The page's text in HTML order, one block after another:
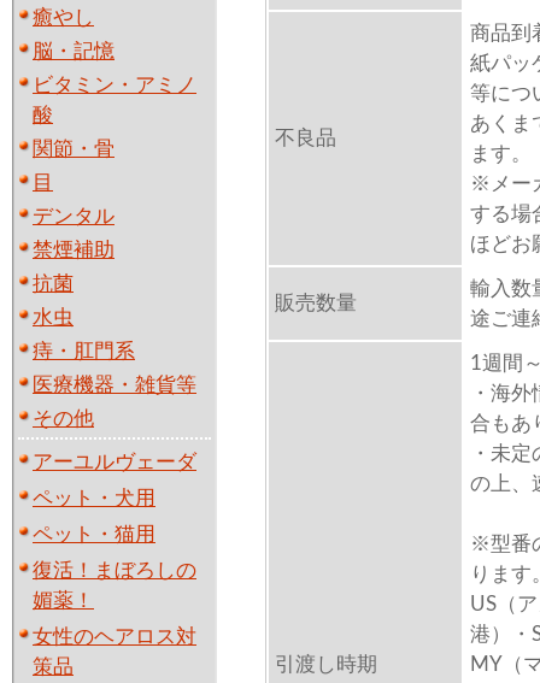
癒やし
脳・記憶
ビタミン・アミノ
酸
関節・骨
目
デンタル
禁煙補助
抗菌
水虫
痔・肛門系
医療機器・雑貨等
その他
アーユルヴェーダ
ペット・犬用
ペット・猫用
復活！まぼろしの
媚薬！
女性のヘアロス対
策品
不良品
商品到
紙パッ
等につ
あくま
ます。
※メー
する場
ほどお
販売数量
輸入数
途ご連
引渡し時期
1週間
・海
合もあ
・未
の上、
※型番
ります
US（
港）・
MY（